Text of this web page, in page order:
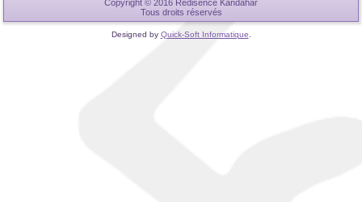
Copyright © 2016 Rédisence Kandahar
Tous droits réservés
Designed by Quick-Soft Informatique.